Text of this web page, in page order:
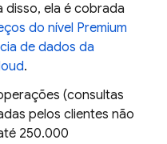
disso, ela é cobrada
do nível Premium
de dados da
.
(consultas
pelos clientes não
250.000